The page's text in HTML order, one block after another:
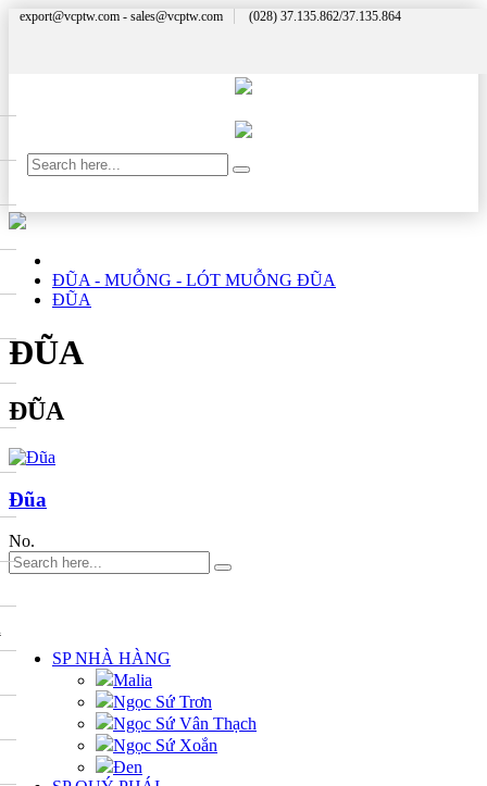
export@vcptw.com - sales@vcptw.com (028) 37.135.862/37.135.864
ĐŨA - MUỖNG - LÓT MUỖNG ĐŨA
ĐŨA
ĐŨA
ĐŨA
Đũa
No.
SP NHÀ HÀNG
Malia
Ngọc Sứ Trơn
Ngọc Sứ Vân Thạch
Ngọc Sứ Xoắn
Đen